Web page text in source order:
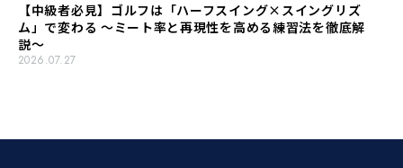
【中級者必見】ゴルフは「ハーフスイング×スイングリズ
ム」で変わる 〜ミート率と再現性を高める練習法を徹底解
説〜
2026.07.27